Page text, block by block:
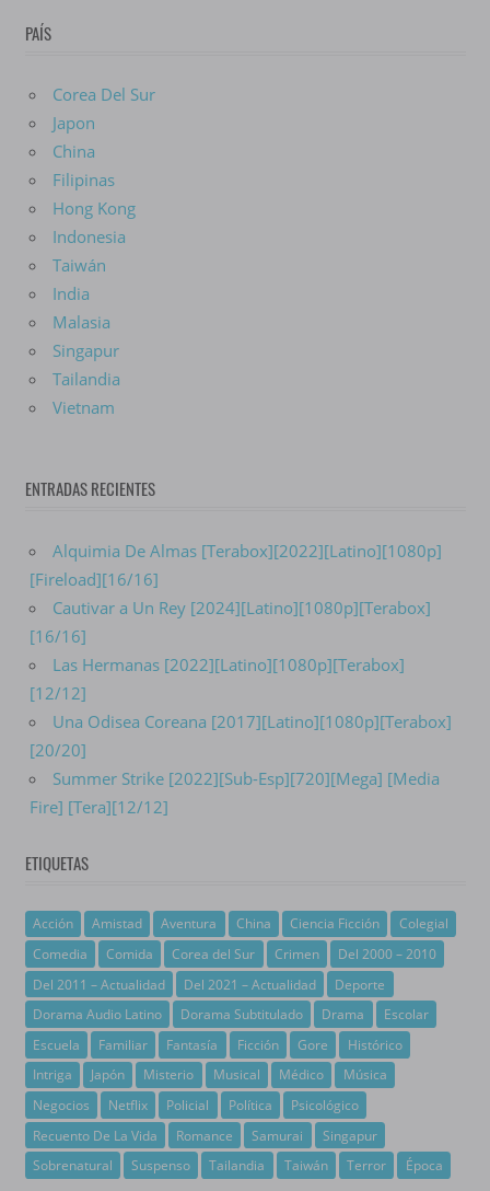
PAÍS
Corea Del Sur
Japon
China
Filipinas
Hong Kong
Indonesia
Taiwán
India
Malasia
Singapur
Tailandia
Vietnam
ENTRADAS RECIENTES
Alquimia De Almas [Terabox][2022][Latino][1080p]
[Fireload][16/16]
Cautivar a Un Rey [2024][Latino][1080p][Terabox]
[16/16]
Las Hermanas [2022][Latino][1080p][Terabox]
[12/12]
Una Odisea Coreana [2017][Latino][1080p][Terabox]
[20/20]
Summer Strike [2022][Sub-Esp][720][Mega] [Media
Fire] [Tera][12/12]
ETIQUETAS
Acción Amistad Aventura China Ciencia Ficción
Colegial
Comedia
Comida Corea del Sur Crimen
Del 2000 – 2010
Del 2011 – Actualidad
Del 2021 – Actualidad
Deporte
Dorama Audio Latino
Dorama Subtitulado Drama
Escolar
Escuela
Familiar Fantasía Ficción Gore
Histórico
Intriga
Japón Misterio Musical Médico
Música
Negocios
Netflix Policial Política
Psicológico
Recuento De La Vida
Romance Samurai
Singapur
Sobrenatural
Suspenso Tailandia Taiwán Terror Época